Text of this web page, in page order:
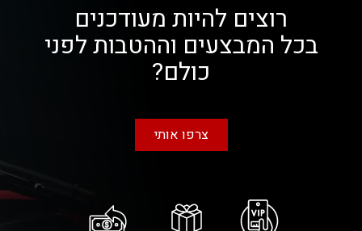
רוצים להיות מעודכנים
בכל המבצעים וההטבות לפני
כולם?
צרפו אותי